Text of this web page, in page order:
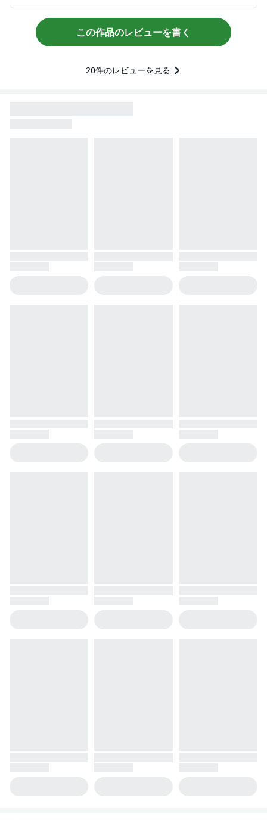
この作品のレビューを書く
20件のレビューを見る